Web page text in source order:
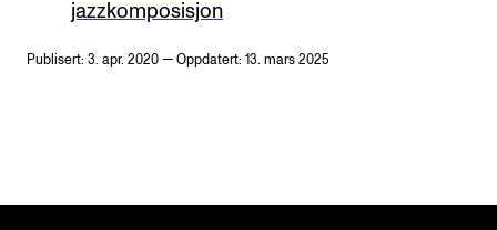
jazzkomposisjon
Publisert: 3. apr. 2020 — Oppdatert: 13. mars 2025